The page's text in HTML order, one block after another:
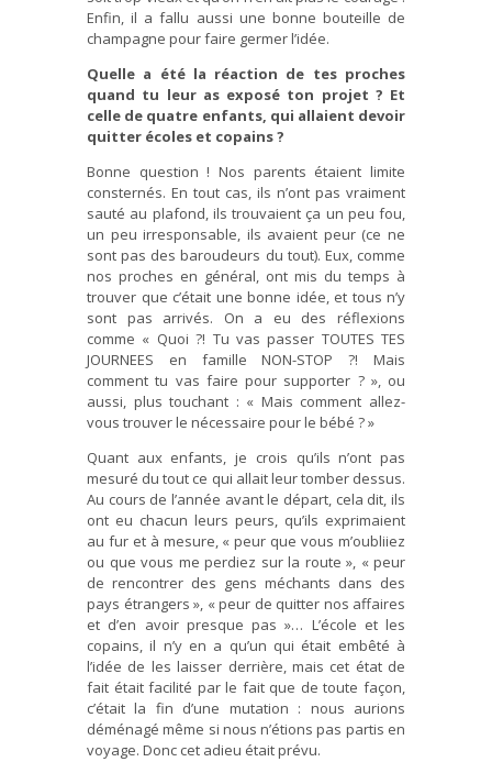
Enfin, il a fallu aussi une bonne bouteille de
champagne pour faire germer l’idée.
Quelle a été la réaction de tes proches
quand tu leur as exposé ton projet ? Et
celle de quatre enfants, qui allaient devoir
quitter écoles et copains ?
Bonne question ! Nos parents étaient limite
consternés. En tout cas, ils n’ont pas vraiment
sauté au plafond, ils trouvaient ça un peu fou,
un peu irresponsable, ils avaient peur (ce ne
sont pas des baroudeurs du tout). Eux, comme
nos proches en général, ont mis du temps à
trouver que c’était une bonne idée, et tous n’y
sont pas arrivés. On a eu des réflexions
comme « Quoi ?! Tu vas passer TOUTES TES
JOURNEES en famille NON-STOP ?! Mais
comment tu vas faire pour supporter ? », ou
aussi, plus touchant : « Mais comment allez-
vous trouver le nécessaire pour le bébé ? »
Quant aux enfants, je crois qu’ils n’ont pas
mesuré du tout ce qui allait leur tomber dessus.
Au cours de l’année avant le départ, cela dit, ils
ont eu chacun leurs peurs, qu’ils exprimaient
au fur et à mesure, « peur que vous m’oubliiez
ou que vous me perdiez sur la route », « peur
de rencontrer des gens méchants dans des
pays étrangers », « peur de quitter nos affaires
et d’en avoir presque pas »… L’école et les
copains, il n’y en a qu’un qui était embêté à
l’idée de les laisser derrière, mais cet état de
fait était facilité par le fait que de toute façon,
c’était la fin d’une mutation : nous aurions
déménagé même si nous n’étions pas partis en
voyage. Donc cet adieu était prévu.